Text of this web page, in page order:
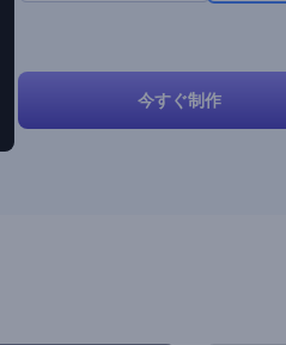
今すぐ制作